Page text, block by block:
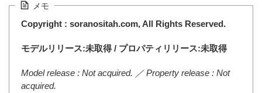
メモ
Copyright : soranositah.com, All Rights Reserved.
モデルリリース:未取得 / プロパティリリース:未取得
Model release : Not acquired. ／ Property release : Not
acquired.